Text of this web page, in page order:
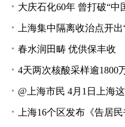
大庆石化60年 曾打破“中
上海集中隔离收治点开出“
春水润田畴 优供保丰收
4天两次核酸采样逾1800万
@上海市民 4月1日上海
上海16个区发布《告居民书